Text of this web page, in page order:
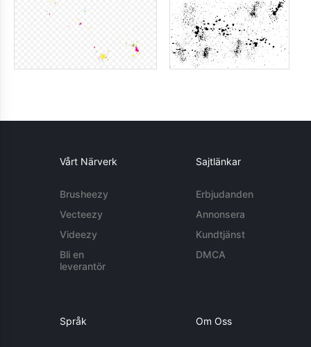
Vårt Närverk
Brusheezy
Vecteezy
Videezy
Bli en
leverantör
Sajtlänkar
Erbjudanden
Annonsera
Kundtjänst
DMCA
Språk Om Oss